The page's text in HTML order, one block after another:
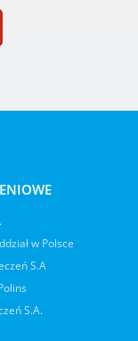
w Polsce
S.A
S.A.